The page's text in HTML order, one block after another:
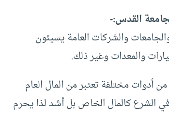
القدس:-
والشركات العامة يسيئون
والمعدات وغير ذلك.
أدوات مختلفة تعتبر من المال العام
في الشرع كالمال الخاص بل أشد لذا يحرم